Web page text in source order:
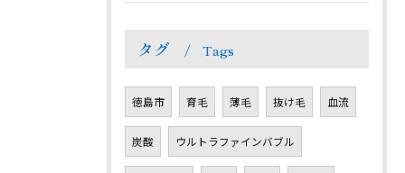
タグ Tags
徳島市 育毛 薄毛 抜け毛 血流
炭酸 ウルトラファインバブル